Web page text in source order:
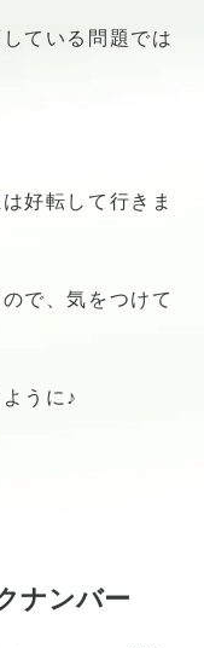
ている問題では
好転して行きま
で、気をつけて
うに♪
ナンバー